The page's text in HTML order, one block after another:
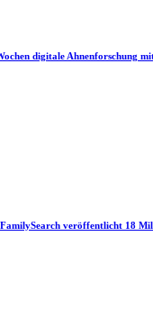
digitale Ahnenforschung
veröffentlicht 18